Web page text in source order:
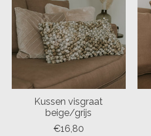
Kussen visgraat
beige/grijs
€16,80